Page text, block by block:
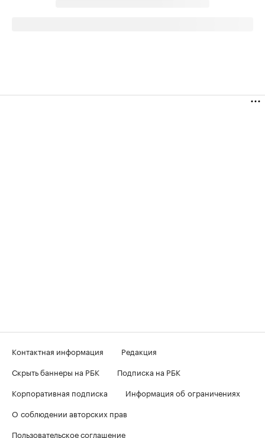
Контактная информация
Редакция
Скрыть баннеры на РБК
Подписка на РБК
Корпоративная подписка
Информация об ограничениях
О соблюдении авторских прав
Пользовательское соглашение